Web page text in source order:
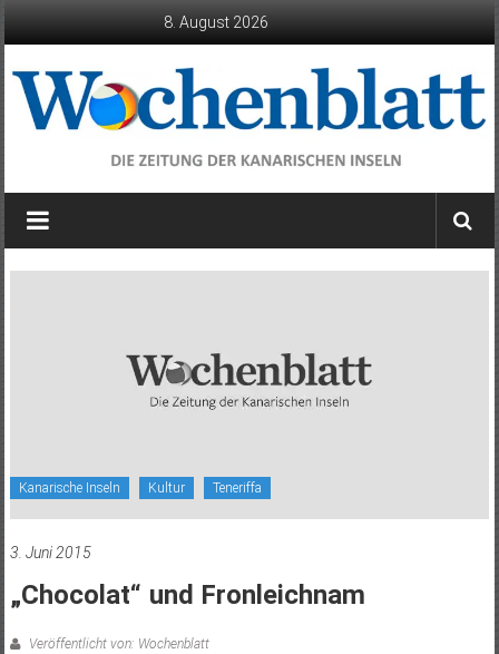
8. August 2026
Wochenblatt
die
Kanarische Inseln Kultur Teneriffa
3. Juni 2015
„Chocolat“ und Fronleichnam
Veröffentlicht von: Wochenblatt